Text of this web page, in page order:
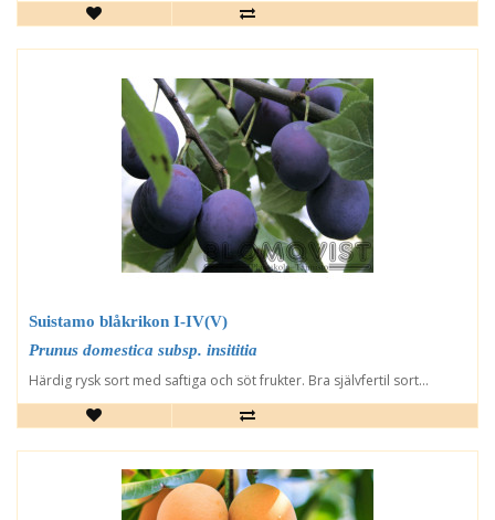
Suistamo blåkrikon I-IV(V)
Prunus domestica subsp. insititia
Härdig rysk sort med saftiga och söt frukter. Bra självfertil sort...